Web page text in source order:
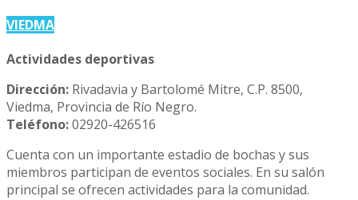
VIEDMA
Actividades deportivas
Dirección: Rivadavia y Bartolomé Mitre, C.P. 8500,
Viedma, Provincia de Río Negro.
Teléfono:02920-426516
Cuenta con un importante estadio de bochas y sus
miembros participan de eventos sociales. En su salón
principal se ofrecen actividades para la comunidad.